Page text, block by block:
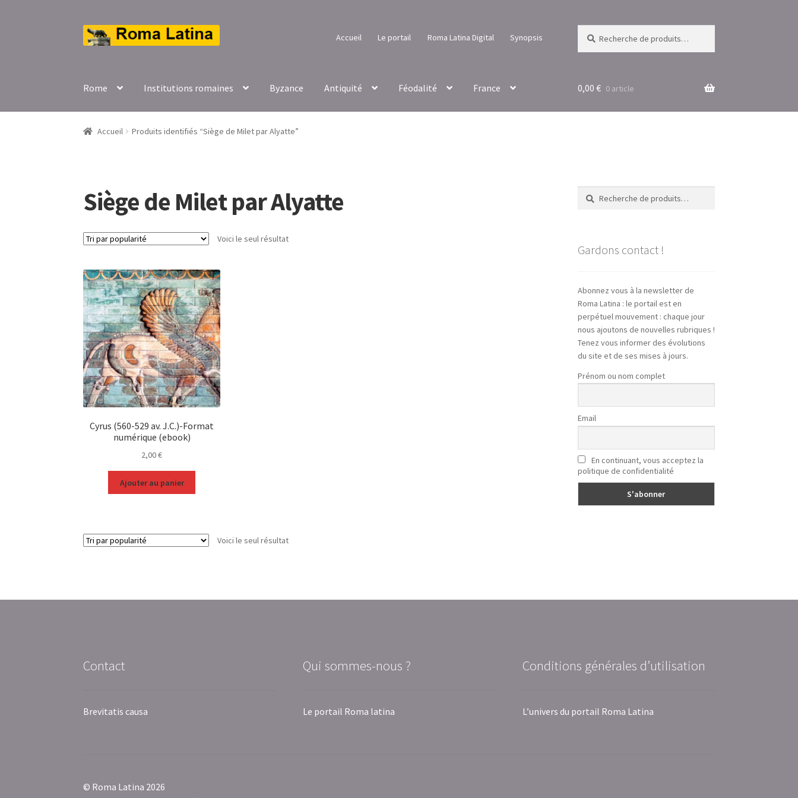
Aller
à
Aller
au
Accueil Le portail Roma Latina Digital Synopsis
pour :
Rome Institutions romaines Byzance Antiquité Féodalité France 0,00 € 0 article
Accueil Produits identifiés “Siège de Milet par Alyatte”
Siège de Milet par Alyatte
Voici le seul résultat
Cyrus (560-529 av. J.C.)-Format
numérique (ebook)
2,00€
Ajouter au panier
Voici le seul résultat
Recherche
pour :
Recherche
Gardons contact !
Abonnez vous à la newsletter de
Roma Latina : le portail est en
perpétuel mouvement : chaque jour
nous ajoutons de nouvelles rubriques !
Tenez vous informer des évolutions
du site et de ses mises à jours.
Prénom ou nom complet
Email
En continuant, vous acceptez la
politique de confidentialité
Contact
Brevitatis causa
Qui sommes-nous ?
Le portail Roma latina
Conditions générales d’utilisation
L’univers du portail Roma Latina
© Roma Latina 2026